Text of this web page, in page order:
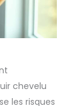
chevelu
les risques